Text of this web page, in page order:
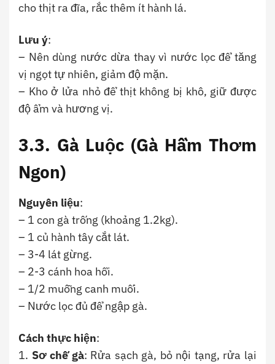
cho thịt ra đĩa, rắc thêm ít hành lá.
Lưu ý:
– Nên dùng nước dừa thay vì nước lọc để tăng
vị ngọt tự nhiên, giảm độ mặn.
– Kho ở lửa nhỏ để thịt không bị khô, giữ được
độ ẩm và hương vị.
3.3. Gà Luộc (Gà Hầm Thơm
Ngon)
Nguyên liệu:
– 1 con gà trống (khoảng 1.2kg).
– 1 củ hành tây cắt lát.
– 3-4 lát gừng.
– 2-3 cánh hoa hồi.
– 1/2 muỗng canh muối.
– Nước lọc đủ để ngập gà.
Cách thực hiện:
1. Sơ chế gà: Rửa sạch gà, bỏ nội tạng, rửa lại